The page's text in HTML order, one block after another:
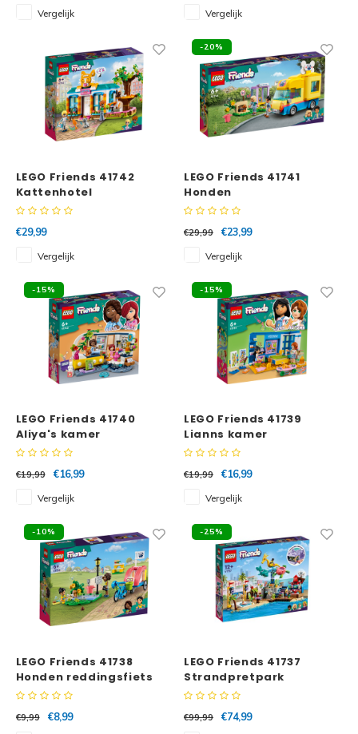
Vergelijk
Vergelijk
LEGO Friends 41742
Kattenhotel
€29,99
Vergelijk
-20%
LEGO Friends 41741
Honden
reddingsvoertuig
€29,99
€23,99
Vergelijk
-15%
LEGO Friends 41740
Aliya's kamer
€19,99
€16,99
Vergelijk
-15%
LEGO Friends 41739
Lianns kamer
€19,99
€16,99
Vergelijk
-10%
LEGO Friends 41738
Honden reddingsfiets
€9,99
€8,99
-25%
LEGO Friends 41737
Strandpretpark
€99,99
€74,99